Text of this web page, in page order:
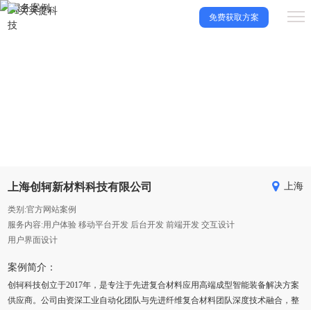
免费获取方案
上海创轲新材料科技有限公司
类别:官方网站案例
服务内容:用户体验 移动平台开发 后台开发 前端开发 交互设计
用户界面设计
上海
案例简介：
创轲科技创立于2017年，是专注于先进复合材料应用高端成型智能装备解决方案
供应商。公司由资深工业自动化团队与先进纤维复合材料团队深度技术融合，整